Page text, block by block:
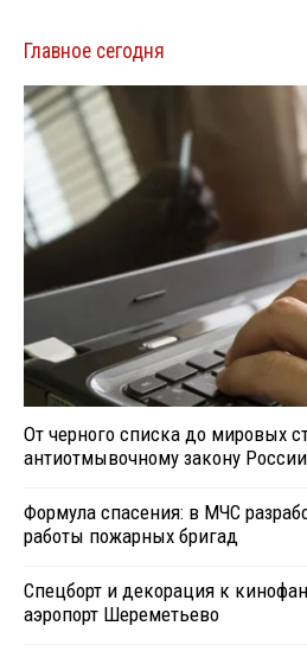
Главное сегодня
От черного списка до мировых
антиотмывочному закону России
Формула спасения: в МЧС
работы пожарных бригад
Спецборт и декорация к
аэропорт Шереметьево